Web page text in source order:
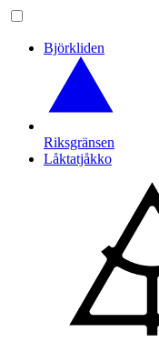
Björkliden
Riksgränsen
Låktatjåkko